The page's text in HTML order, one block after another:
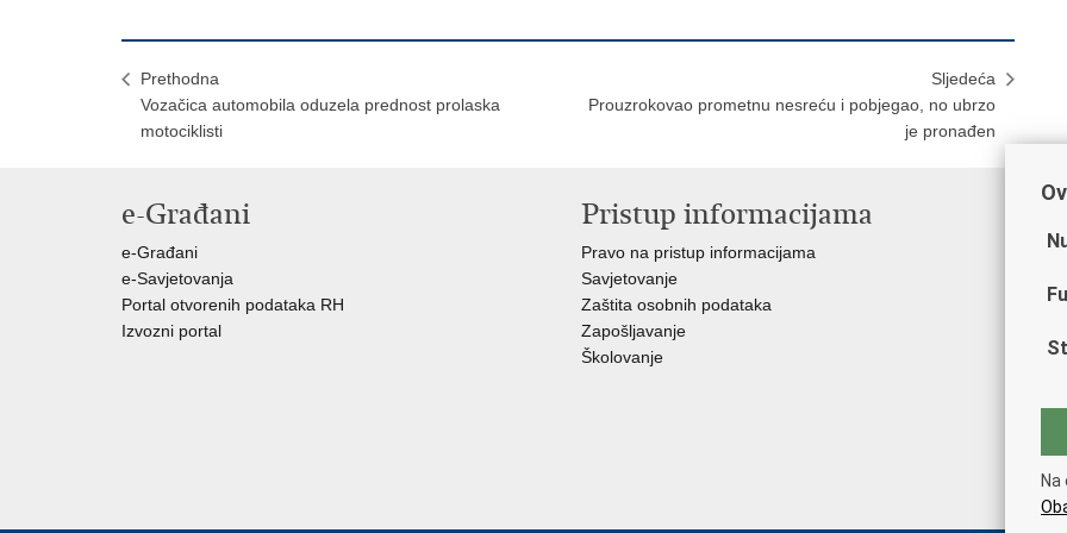
Prethodna
Vozačica automobila oduzela prednost prolaska
motociklisti
Sljedeća
Prouzrokovao prometnu nesreću i pobjegao, no ubrzo
je pronađen
e-Građani
e-Građani
e-Savjetovanja
Portal otvorenih podataka RH
Izvozni portal
Pristup informacijama
Pravo na pristup informacijama
Savjetovanje
Zaštita osobnih podataka
Zapošljavanje
Školovanje